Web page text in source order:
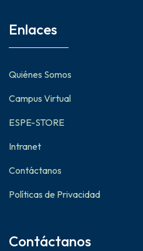
Enlaces
Quiénes Somos
Campus Virtual
ESPE-STORE
Intranet
Contáctanos
Políticas de Privacidad
Contáctanos